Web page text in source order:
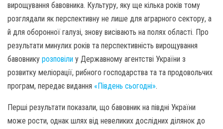
вирощування бавовника. Культуру, яку ще кілька років тому
розглядали як перспективну не лише для аграрного сектору, а
й для оборонної галузі, знову висівають на полях області. Про
результати минулих років та перспективність вирощування
бавовнику розповіли у Державному агентстві України з
розвитку меліорації, рибного господарства та та продовольчих
програм, передає видання «Південь сьогодні».
Перші результати показали, що бавовник на півдні України
може рости, однак шлях від невеликих дослідних ділянок до